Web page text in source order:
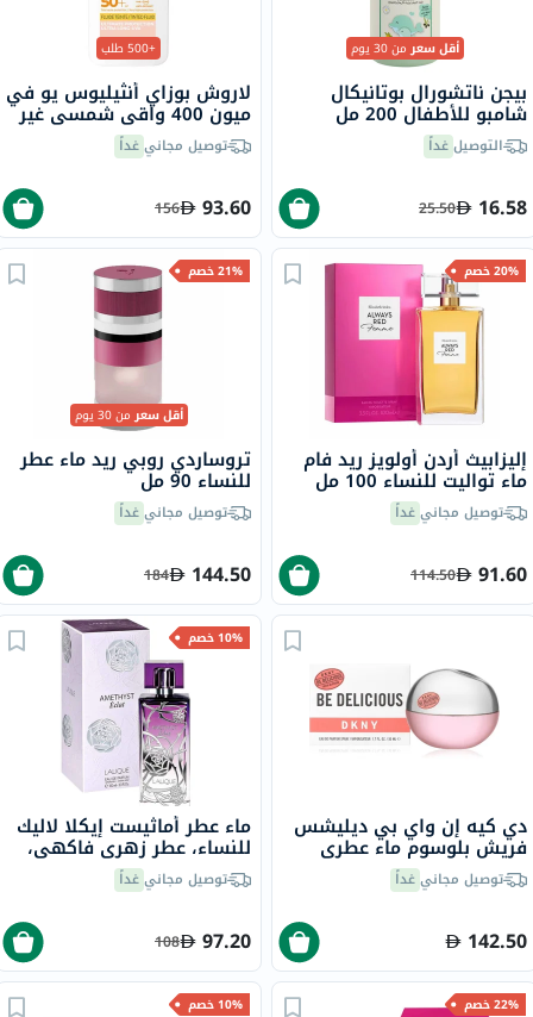
أقل سعرمن 30 يوم
بيجن ناتشورال بوتانيكال
شامبو للأطفال 200 مل
التوصيلغداً
16.58
25.50
+500 طلب
لاروش بوزاي أنثيليوس يو في
ميون 400 واقي شمسي غير
مرئي ملون بعامل حماية
SPF50+ سعة 50 ملتوصيل مجانيغداً
93.60
156
20% خصم
إليزابيث أردن أولويز ريد فام
ماء تواليت للنساء 100 مل
توصيل مجانيغداً
91.60
114.50
21% خصم
أقل سعرمن 30 يوم
تروساردي روبي ريد ماء عطر
للنساء 90 مل
توصيل مجانيغداً
144.50
184
دي كيه إن واي بي ديليشس
فريش بلوسوم ماء عطري
للنساء - عطر زهري 100 مل
توصيل مجانيغداً
142.50
10% خصم
ماء عطر أماثيست إيكلا لاليك
للنساء، عطر زهري فاكهي،
100 ملتوصيل مجانيغداً
97.20
108
22% خصم 10% خصم